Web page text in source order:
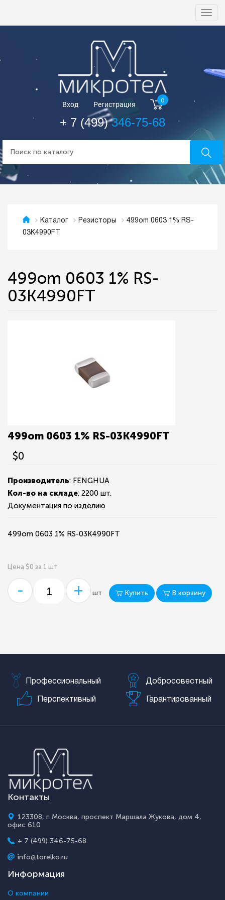
Вход Регистрация 0
+ 7 (499)346-75-68
Каталог Резисторы
499om 0603 1% RS-
03K4990FT
499om 0603 1% RS-
03K4990FT
499om 0603 1% RS-03K4990FT
$0
Производитель: FENGHUA
Кол-во на складе: 2200 шт.
Документация по изделию
499om 0603 1% RS-03K4990FT
Цена $0 за 1 шт
- + шт Купить В корзину
Профессиональный Добросовестный
Перспективный Гарантированный
Контакты
123308, г. Москва, проспект Маршала Жукова, дом 4,
офис 610
+ 7 (499) 346-75-68
info@torelko.ru
Информация
О компании